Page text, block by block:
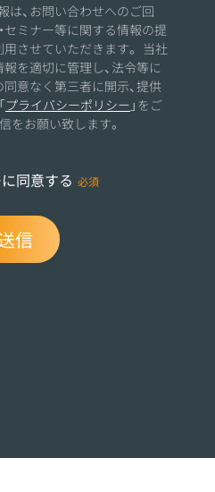
は、お問い合わせへのご回
セミナー等に関する情報の提
させていただきます。 当社
を適切に管理し、法令等に
意なく第三者に開示、提供
プライバシーポリシー 」をご
をお願い致します。
同意する